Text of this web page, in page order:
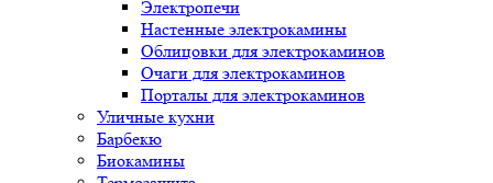
Электропечи
Настенные электрокамины
Облицовки для электрокаминов
Очаги для электрокаминов
Порталы для электрокаминов
Уличные кухни
Барбекю
Биокамины